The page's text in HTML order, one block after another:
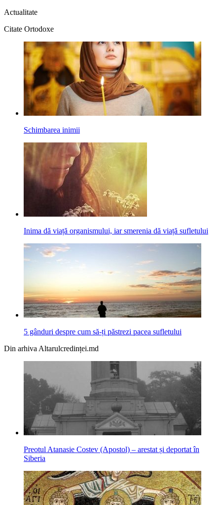
Actualitate
Citate Ortodoxe
Schimbarea inimii
Inima dă viață organismului, iar smerenia dă viață sufletului
5 gânduri despre cum să-ți păstrezi pacea sufletului
Din arhiva Altarulcredinței.md
Preotul Atanasie Costev (Apostol) – arestat și deportat în
Siberia